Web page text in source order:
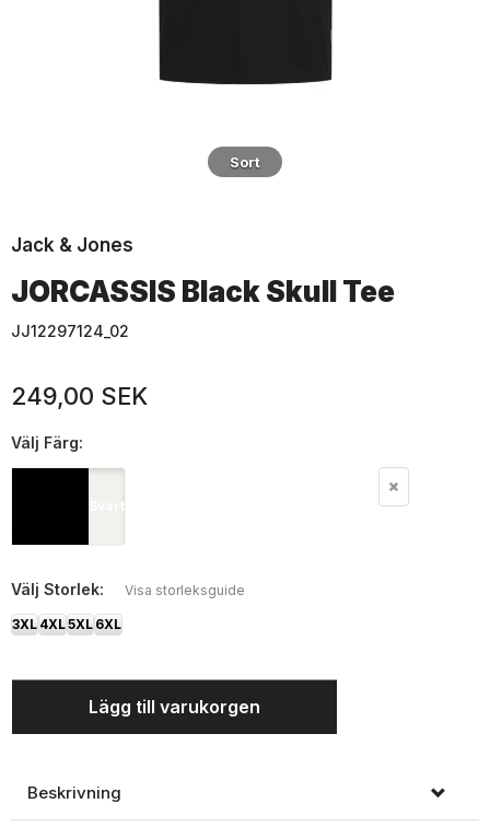
Sort
Jack & Jones
JORCASSIS Black Skull Tee
JJ12297124_02
249,00 SEK
Välj Färg:
Svart
Välj Storlek: Visa storleksguide
3XL 4XL5XL 6XL
Lägg till varukorgen
Beskrivning